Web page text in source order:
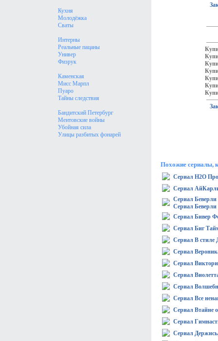
Кухня
Молодёжка
Сваты
Интерны
Реальные пацаны
Универ
Физрук
Каменская
Мисс Марпл
Пуаро
Тайны следствия
Бандитский Петербург
Ментовские войны
Убойная сила
Улицы разбитых фонарей
Похожие сериалы,
Сериал H2O
Сериал
Сериал Беверли
Сериал Беверли
Сериал Бивер
Сериал Биг
Сериал В стиле
Сериал
Сериал
Сериал
Сериал
Сериал Все
Сериал Втайне
Сериал
Сериал